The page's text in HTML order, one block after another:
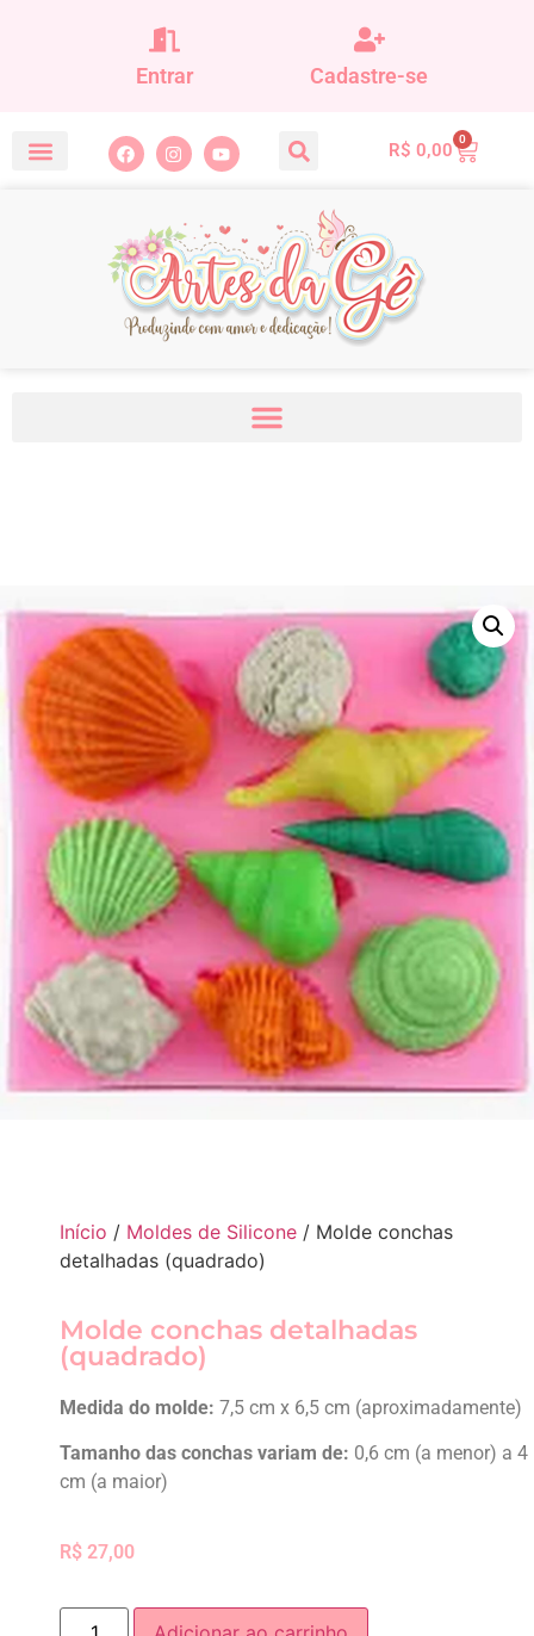
Entrar Cadastre-se
R$ 0,00
0
Início / Moldes de Silicone / Molde conchas
detalhadas (quadrado)
Molde conchas detalhadas
(quadrado)
Medida do molde: 7,5 cm x 6,5 cm (aproximadamente)
Tamanho das conchas variam de: 0,6 cm (a menor) a 4
cm (a maior)
R$ 27,00